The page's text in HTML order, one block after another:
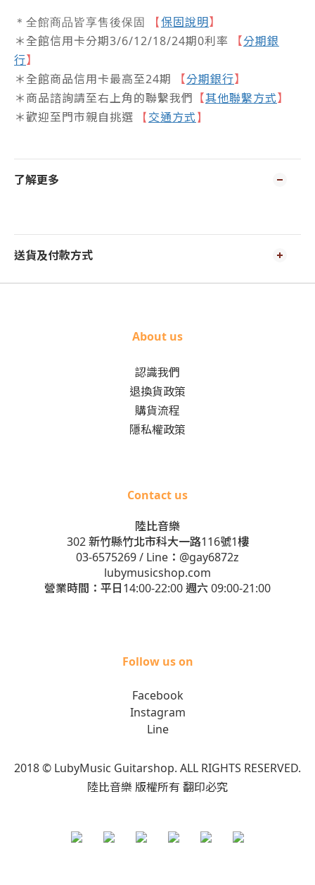
＊全館商品皆享售後保固 【 保固說明】
＊全館信用卡分期3/6/12/18/24期0利率
【分期銀
行】
＊全館商品信用卡最高至24期
【分期銀行】
＊商品諮詢請至右上角的聯繫我們 【其他聯繫方式】
＊歡迎至門市親自挑選
【 交通方式 】
了解更多
送貨及付款方式
About us
認識我們
退換貨政策
購貨流程
隱私權政策
Contact us
陸比音樂
302 新竹縣竹北市科大一路116號1樓
03-6575269/ Line： @gay6872z
lubymusicshop.com
營業時間：平日14:00-22:00 週六 09:00-21:00
Follow us on
Facebook
Instagram
Line
2018 © LubyMusic Guitarshop. ALL RIGHTS RESERVED.
陸比音樂 版權所有 翻印必究